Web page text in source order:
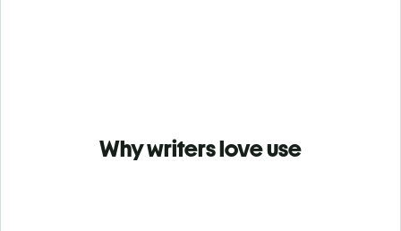
Why writers love use